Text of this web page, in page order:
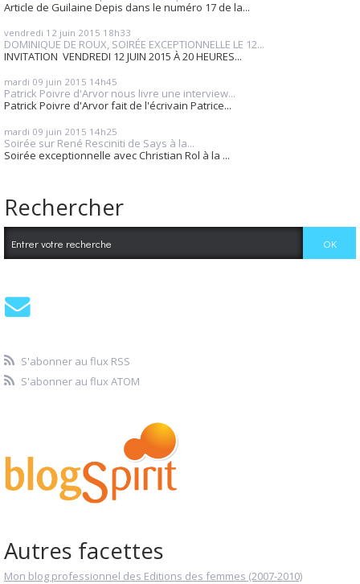
Article de Guilaine Depis dans le numéro 17 de la...
vendredi 12 juin 2015 18h33
DOMINIQUE DE ROUX, SOIRÉE EXCEPTIONNELLE LE 12...
INVITATION VENDREDI 12 JUIN 2015 À 20 HEURES...
mardi 09 juin 2015 14h45
Patrick Poivre d'Arvor nous livre une interview...
Patrick Poivre d'Arvor fait de l'écrivain Patrice...
mardi 09 juin 2015 14h25
Soirée sur René Resciniti de Says à la...
Soirée exceptionnelle avec Christian Rol à la ...
Rechercher
S'abonner au flux RSS
S'abonner au flux ATOM
Autres facettes
Mon blog professionnel des Editions des femmes (2007-2010)